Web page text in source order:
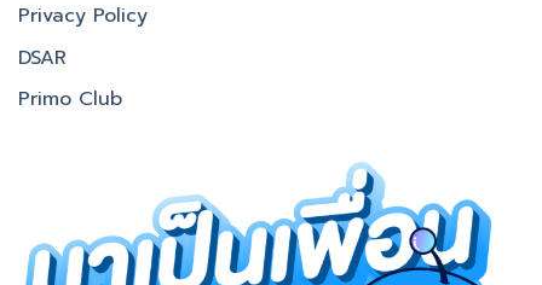
Privacy Policy
DSAR
Primo Club